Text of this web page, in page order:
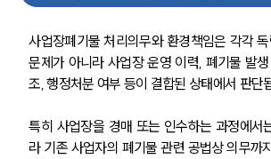
사업장폐기물 처리의무와 환경책임은 각각
문제가 아니라 사업장 운영 이력, 폐기물 발
조, 행정처분 여부 등이 결합된 상태에서 판단
특히 사업장을 경매 또는 인수하는 과정에서
라 기존 사업자의 폐기물 관련 공법상 의무까